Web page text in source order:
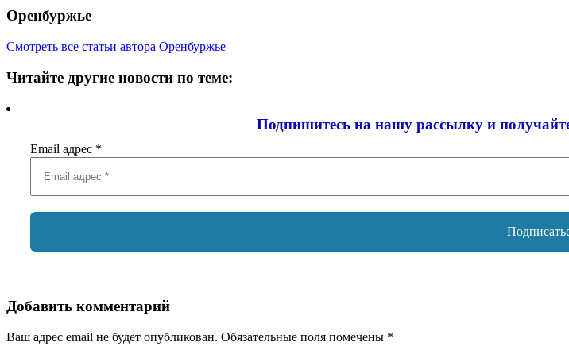
Оренбуржье
Смотреть все статьи автора Оренбуржье
Читайте другие новости по теме:
Подпишитесь на нашу рассылку и
Email адрес *
Добавить комментарий
Ваш адрес email не будет опубликован. Обязательные поля помечены *